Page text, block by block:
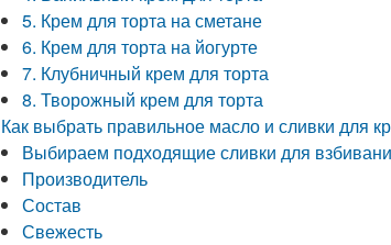
5. Крем для торта на сметане
6. Крем для торта на йогурте
7. Клубничный крем для торта
8. Творожный крем для торта
Как выбрать правильное масло и сливки для
Выбираем подходящие сливки для
Производитель
Состав
Свежесть